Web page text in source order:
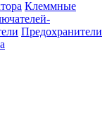
Клеммные
Предохранители